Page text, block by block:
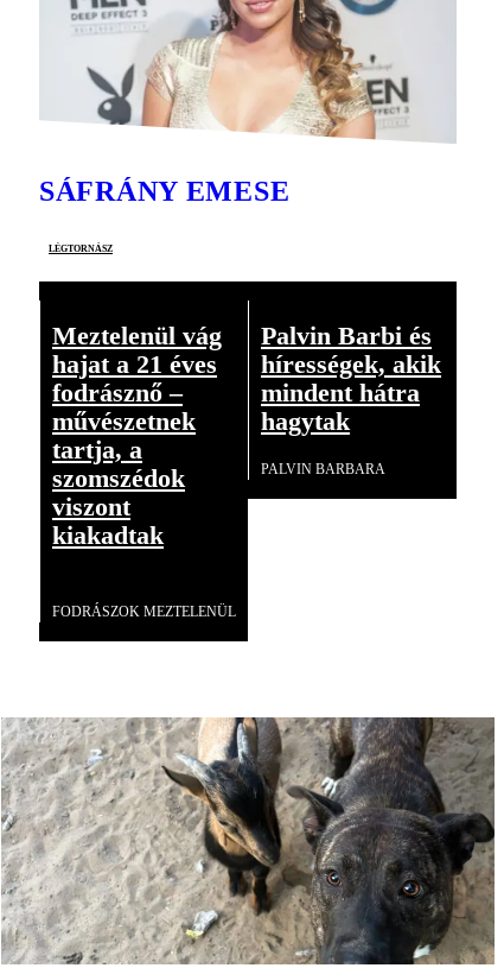
SÁFRÁNY EMESE
légtornász
Meztelenül vág
hajat a 21 éves
fodrásznő –
művészetnek
tartja, a
szomszédok
viszont
kiakadtak
FODRÁSZOK MEZTELENÜL
Palvin Barbi és
hírességek, akik
mindent hátra
hagytak
PALVIN BARBARA